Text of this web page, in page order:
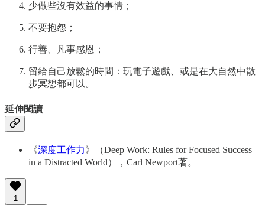
少做些沒有效益的事情；
不要抱怨；
行善、凡事感恩；
留給自己放鬆的時間：玩電子遊戲、或是在大自然中散
步冥想都可以。
延伸閱讀
《深度工作力》（Deep Work: Rules for Focused Success
in a Distracted World），Carl Newport著。
1